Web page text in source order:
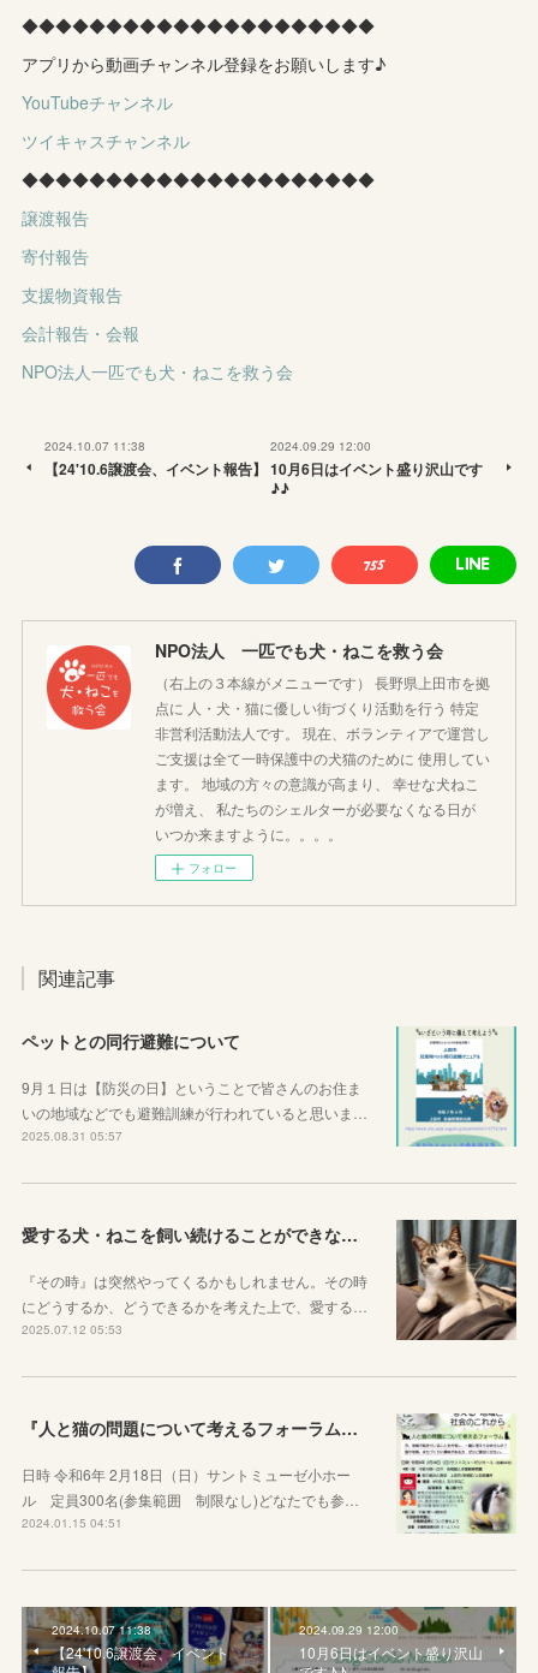
◆◆◆◆◆◆◆◆◆◆◆◆◆◆◆◆◆◆◆◆◆
アプリから動画チャンネル登録をお願いします♪
YouTubeチャンネル
ツイキャスチャンネル
◆◆◆◆◆◆◆◆◆◆◆◆◆◆◆◆◆◆◆◆◆
譲渡報告
寄付報告
支援物資報告
会計報告・会報
NPO法人一匹でも犬・ねこを救う会
2024.10.07 11:38
【24'10.6譲渡会、イベント報告】
2024.09.29 12:00
10月6日はイベント盛り沢山です
♪♪
NPO法人 一匹でも犬・ねこを救う会
（右上の３本線がメニューです） 長野県上田市を拠
点に 人・犬・猫に優しい街づくり活動を行う 特定
非営利活動法人です。 現在、ボランティアで運営し
ご支援は全て一時保護中の犬猫のために 使用してい
ます。 地域の方々の意識が高まり、 幸せな犬ねこ
が増え、 私たちのシェルターが必要なくなる日が
いつか来ますように。。。。
フォロー
関連記事
ペットとの同行避難について
9月１日は【防災の日】ということで皆さんのお住ま
いの地域などでも避難訓練が行われていると思いま…
2025.08.31 05:57
愛する犬・ねこを飼い続けることができなくなった『その時』
『その時』は突然やってくるかもしれません。その時
にどうするか、どうできるかを考えた上で、愛する…
2025.07.12 05:53
『人と猫の問題について考えるフォーラム』開催します‼️
日時 令和6年 2月18日（日）サントミューゼ小ホー
ル 定員300名(参集範囲 制限なし)どなたでも参…
2024.01.15 04:51
2024.10.07 11:38
【24'10.6譲渡会、イベント
2024.09.29 12:00
10月6日はイベント盛り沢山